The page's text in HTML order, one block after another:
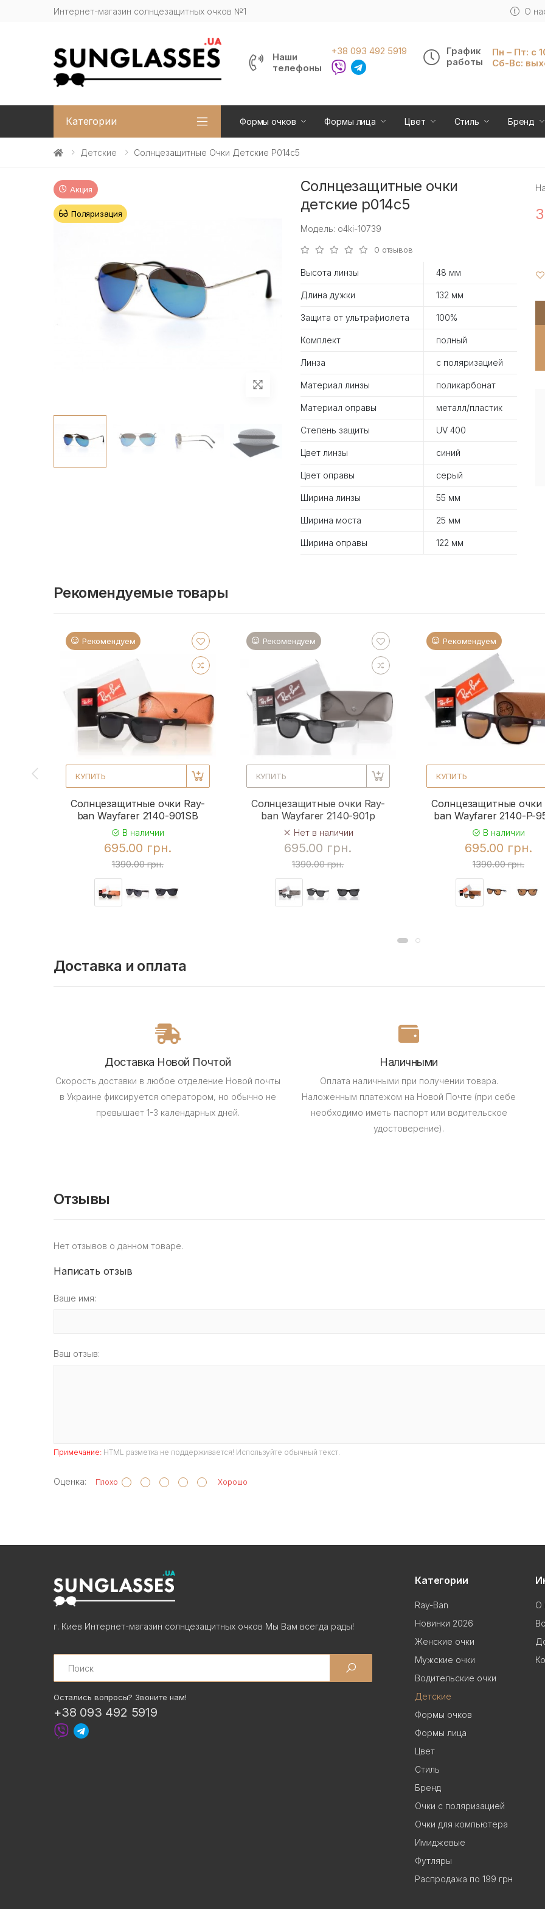
Интернет-магазин солнцезащитных очков №1 О
Наши
телефоны
+38 093 492 5919
График
работы
Пн – Пт: с
Сб-Вс:
Категории Формы очков Формы лица Цвет Стиль Бренд
Детские Солнцезащитные Очки Детские P014c5
Акция
Поляризация
Солнцезащитные очки
детские p014c5
Модель: o4ki-10739
0 отзывов
Высота линзы 48 мм
Длина дужки 132 мм
Защита от ультрафиолета 100%
Комплект полный
Линза с поляризацией
Материал линзы поликарбонат
Материал оправы металл/пластик
Степень защиты UV 400
Цвет линзы синий
Цвет оправы серый
Ширина линзы 55 мм
Ширина моста 25 мм
Ширина оправы 122 мм
Рекомендуемые товары
Рекомендуем
КУПИТЬ
Солнцезащитные очки Ray-
ban Wayfarer 2140-901SB
В наличии
695.00 грн.
1390.00 грн.
Рекомендуем
КУПИТЬ
Солнцезащитные очки Ray-
ban Wayfarer 2140-901p
Нет в наличии
695.00 грн.
1390.00 грн.
Рекомендуем
КУПИТЬ
Солнцезащитные очки
ban Wayfarer 2140-P-
В наличии
695.00 грн.
1390.00 грн.
Доставка и оплата
Доставка Новой Почтой
Скорость доставки в любое отделение Новой почты
в Украине фиксируется оператором, но обычно не
превышает 1-3 календарных дней.
Наличными
Оплата наличными при получении товара.
Наложенным платежом на Новой Почте (при себе
необходимо иметь паспорт или водительское
удостоверение).
Отзывы
Нет отзывов о данном товаре.
Написать отзыв
Ваше имя:
Ваш отзыв:
Примечание: HTML разметка не поддерживается! Используйте обычный текст.
Оценка: Плохо Хорошо
г. Киев Интернет-магазин солнцезащитных очков Мы Вам всегда рады!
Search
Остались вопросы? Звоните нам!
+38 093 492 5919
Категории
Ray-Ban
Новинки 2026
Женские очки
Мужские очки
Водительские очки
Детские
Формы очков
Формы лица
Цвет
Стиль
Бренд
Очки с поляризацией
Очки для компьютера
Имиджевые
Футляры
Распродажа по 199 грн
О